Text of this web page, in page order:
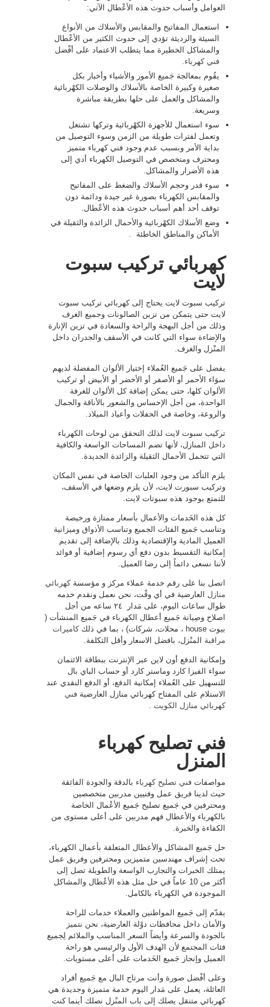
العوامل وأسباب حدوث هذه الأعْطال الآتي:
استعمال المفاتيح والمقابس والأسلاك من الأنواع
السيئة والرديئة تؤدي إلى حدوث الكثير من الأعْطال
والمشاكل الخطيرة مما يتطلب الاعتماد على أفْضل
فني كهرباء
يقُوم بمعالجة جَميع الأمور والأشياء وأخبار بكل
صغيرة وكبيرة الخاصة بالأسلاك والوصلات الكهْربائية
والمشاكل والعمل على حلها بطريقة مباشرة
وسريعة.
سوء استعمال للأجهزة الكهْربائية وتركها تشتغل
وتعمل لفترات طويلة من الزمن وسوء التوصيل من
بداية الأمر وبسبب عدم وجود فني كهرباء متميز
ومحترف ومتخصص في التوصيل الكهرباء أدي إلى
هذه الأضرار والمشاكل.
سوء قدر وحجم الأسلاك والضغط على المفاتيح
والمقابس الكهرباء بصورة غير جيدة ودائمة دون
توقف أحد أهم أسباب حدوث هذه الأعْطال.
وضع الأسلاك الكهْربائية والأحمال الزائدة والثقيلة في
الأماكن والمناطق الخاطئة .
كهربائي تركيب سبوت
لايت
تركيب سبوت لايت يحتاج إلى كهربائي تركيب سبوت
لايت حتى يتمكن من تزين الصالونات وجميع الغرف
وذلك من أجل البهجة والراحة والسعادة في تزين الإنارة
والإضاءة سواء التي كانت في الأسقف والجدران داخل
المنْزل والغرف.
يفضل على جَميع العُملاء إختيار الألوان المفضلة لديهم
سوَاء الأحمر أو الأصفر أو الأخضر أو الأبيض أو تركيب
الألوان كلها، حتى يمكن إضافة كل الألوان للغرفة
الواحدة، من أجل الإحساس والشعور بالأناقة والجمال
والروعة، وخاصة في الحفلات وأعياد الميلاد.
تركيب سبوت لايت لذلك التحقق من لوحات الكهرباء
داخل المنازل، لأنها تضم المساحات الواسعة والكافية
التي تتحمل الأحمال الثقيلة والزائدة الجديدة.
يلزم التأكد من وجود العلبات الخاصة في نفس المكان
وتركيب سبورت لايت، لأن يلزم وضعها في الأسقف،
للتمتع بوجود هذه سبوتات لايت.
كل هذه الخَدمات والأعمال بأسعار ممتازة ورخيصة
وتناسب جَميع الفئات الجميع وتناسب الأذواق وميزانية
العميل المادية والإقتصادية وذلك بالإضافة إلى تقديم
إمكانية التقسيط بدون دفع أي رسوم إضافية أو فوائد
لأننا نسعى دائماً إلى رضا العميل.
اتصل بنا على رقم خدمة عملاء مركز و مؤسسةكهربائي
منازل العارضية في أي وقْت، نحن نعمل ونقدم خدمه
طوال ساعات اليوم، على مَدار ٢٤ ساعه من أجل
اصلاح وصِيانة جَميع أعطال الكهرباء في جَميع المنشأت (
بيوت house ، محلات، شركات) ، بما في ذلك
كاميرات
مراقبة المنْزل، بافضل الاسعار وأقل التكلفة.
وإمكانية الدفع أون لاين عبر الإنترنت ببطاقة الائتمان
سواء الفيزا كارد وماستر كارد أو حساب الباي بال
للتسهيل على العُملاء إمكانية الدفع، أو الدفع النقدي عند
الاستلام على المفتاح كهربائي منازل العارضية فني
كهربائي منازل الكويت
فني تصليح كهرباء
المنزل
مواصفات فني تصليح كهرباء بالدقة والجودة الفائقة
حيث لدينا فريق عمل وفنيين مدربين متخصصين
ومحترفين في جَميع تصليح جَميع الأعْمال الخاصة
بالكهرباء والأعطال فهم مدربين على أعلى مستوى من
الكفاءة والخبرة.
حل جَميع المشاكل والأعطال المتعلقة بأعمال الكهرباء،
تحت إشراف مهندسين متميزين ومحترفين وفريق عمل
يمتلك الخبرات والتجارب الواسعة والطويلة تصل إلى
أكثر من 10 عاماً في حل مثل هذه الأعْطال والمشاكل
الموجودة في الكهرباء بالكامل.
يقدّم إلى جَميع المواطنين والعملاء خدمات للراحة
والأمان داخل محافظات دوْلة العارضية، نحن نتميز
بالجودة والسرعة وأيضاً السعر المناسب والملائم لِجميع
فئات المجتمع لأن الهدف الأول والرئيسي هو راحة
العميل وإنجاز جَميع الخَدمات على أعلى مستويات.
وعلى أفْضل صورة وأنت مرتاح البال مع جَميع أفراد
العائلة، يعمل على مَدار اليوم خدمة متميزة وجديدة هي
كهربائي متنقل يصلك إلى باب المنْزل نصلك أينما كنت